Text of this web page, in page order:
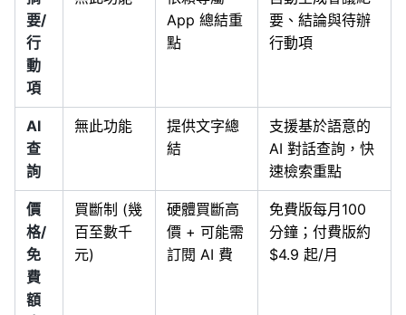
要/
行
動
項
App 總結重
點
要、結論與待辦
行動項
AI
查
詢
無此功能
提供文字總
結
支援基於語意的
AI 對話查詢，快
速檢索重點
價
格/
免
費
額
買斷制 (幾
百至數千
元)
硬體買斷高
價 + 可能需
訂閱 AI 費
免費版每月100
分鐘；付費版約
$4.9 起/月